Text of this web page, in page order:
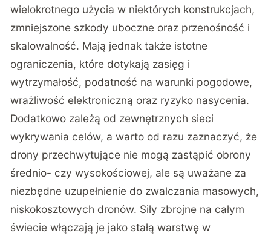
wielokrotnego użycia w niektórych konstrukcjach,
zmniejszone szkody uboczne oraz przenośność i
skalowalność. Mają jednak także istotne
ograniczenia, które dotykają zasięg i
wytrzymałość, podatność na warunki pogodowe,
wrażliwość elektroniczną oraz ryzyko nasycenia.
Dodatkowo zależą od zewnętrznych sieci
wykrywania celów, a warto od razu zaznaczyć, że
drony przechwytujące nie mogą zastąpić obrony
średnio- czy wysokościowej, ale są uważane za
niezbędne uzupełnienie do zwalczania masowych,
niskokosztowych dronów. Siły zbrojne na całym
świecie włączają je jako stałą warstwę w